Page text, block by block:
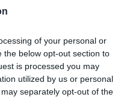
of your personal or
the below opt-out section to
is processed you may
utilized by us or personal
separately opt-out of the